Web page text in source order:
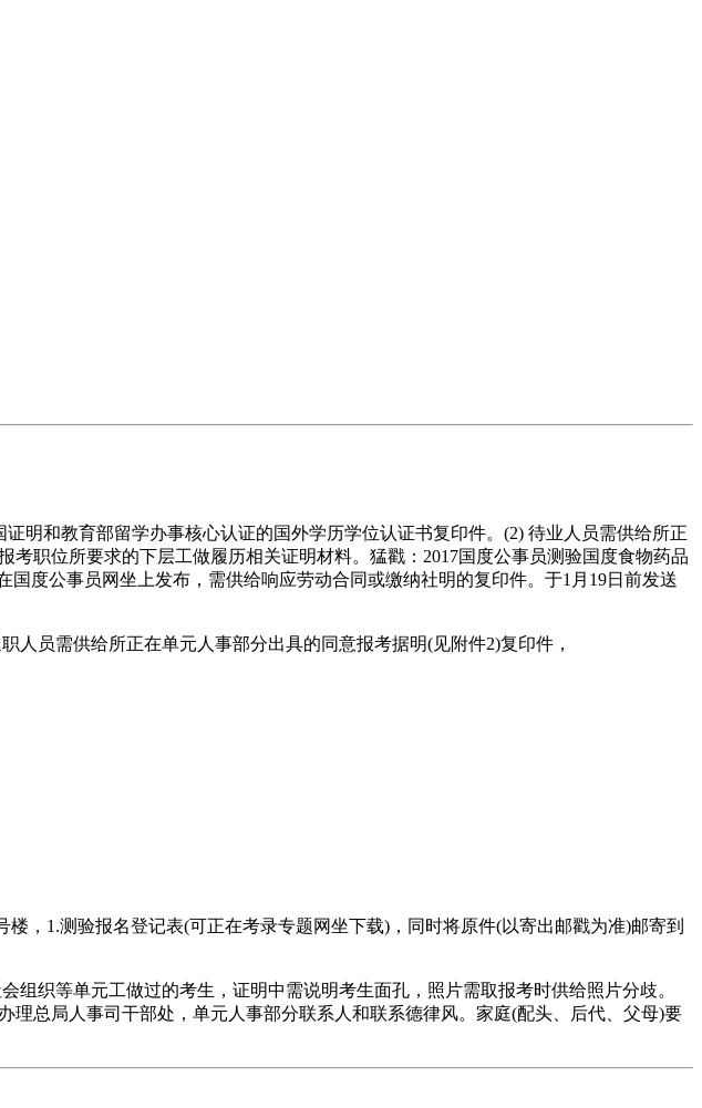
和教育部留学办事核心认证的国外学历学位认证书复印件。(2) 待业人员需供给所正
职位所要求的下层工做履历相关证明材料。猛戳：2017国度公事员测验国度食物药品
度公事员网坐上发布，需供给响应劳动合同或缴纳社明的复印件。于1月19日前发送
员需供给所正在单元人事部分出具的同意报考据明(见附件2)复印件，
，1.测验报名登记表(可正在考录专题网坐下载)，同时将原件(以寄出邮戳为准)邮寄到
织等单元工做过的考生，证明中需说明考生面孔，照片需取报考时供给照片分歧。
总局人事司干部处，单元人事部分联系人和联系德律风。家庭(配头、后代、父母)要